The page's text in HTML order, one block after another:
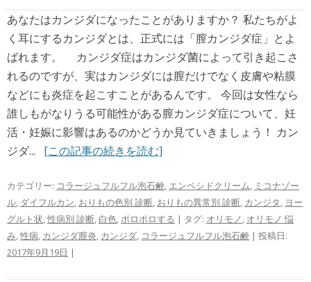
あなたはカンジダになったことがありますか？ 私たちがよ
く耳にするカンジダとは、正式には「膣カンジダ症」とよ
ばれます。 カンジダ症はカンジダ菌によって引き起こさ
れるのですが、実はカンジダには膣だけでなく皮膚や粘膜
などにも炎症を起こすことがあるんです。 今回は女性なら
誰しもがなりうる可能性がある膣カンジダ症について、妊
活・妊娠に影響はあるのかどうか見ていきましょう！ カン
ジダ... [この記事の続きを読む]
カテゴリー: コラージュフルフル泡石鹸, エンペシドクリーム, ミコナゾー
ル, ダイフルカン, おりもの色別 診断, おりもの異常別 診断, カンジタ, ヨー
グルト状,性病別 診断, 白色,ポロポロする | タグ: オリモノ, オリモノ 悩
み,性病, カンジダ膣炎, カンジダ, コラージュフルフル泡石鹸 | 投稿日:
2017年9月19日 |